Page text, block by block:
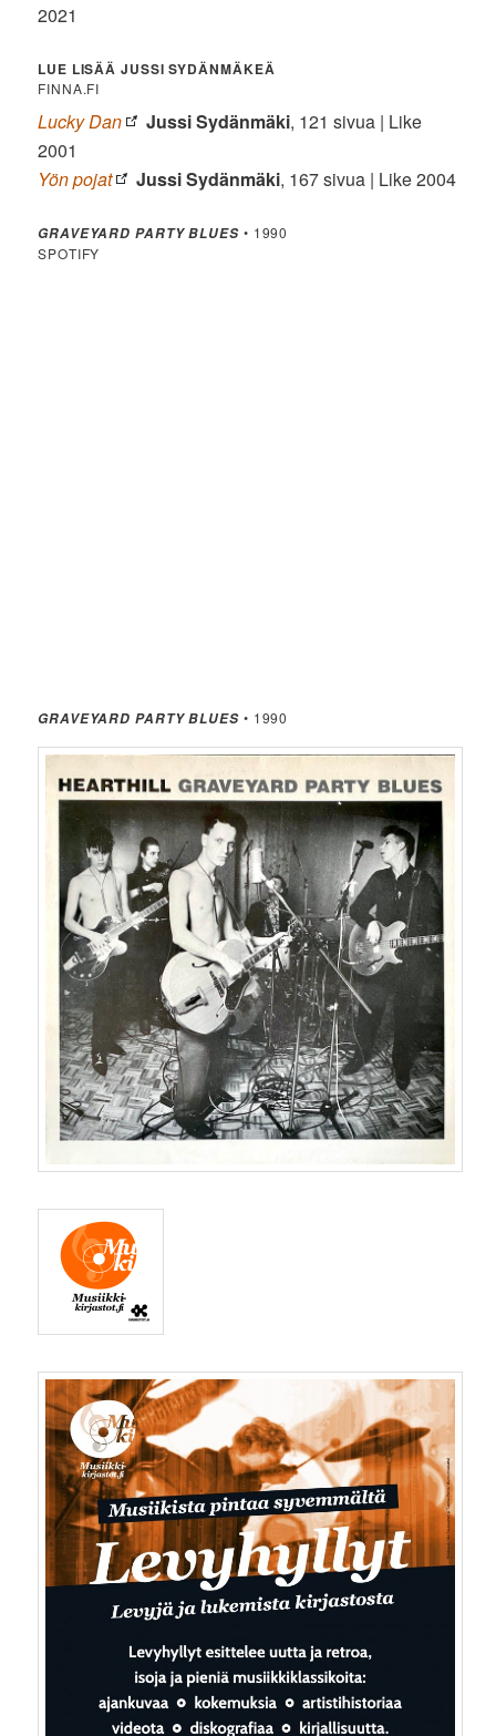
2021
LUE LISÄÄ JUSSI SYDÄNMÄKEÄ
FINNA.FI
Lucky Dan Jussi Sydänmäki, 121 sivua | Like
2001
Yön pojat
Jussi Sydänmäki, 167 sivua | Like 2004
GRAVEYARD PARTY BLUES• 1990
SPOTIFY
GRAVEYARD PARTY BLUES• 1990